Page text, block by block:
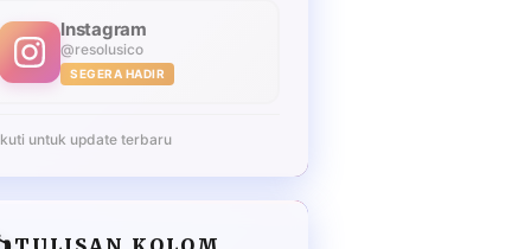
Instagram
@resolusico
SEGERA HADIR
untuk update terbaru